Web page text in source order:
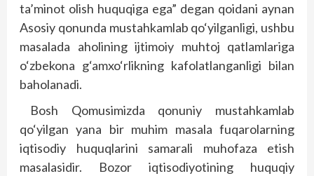
ta’minot olish huquqiga ega” degan qoidani aynan
Asosiy qonunda mustahkamlab qo‘yilganligi, ushbu
masalada aholining ijtimoiy muhtoj qatlamlariga
o‘zbekona g‘amxo‘rlikning kafolatlanganligi bilan
baholanadi.
Bosh Qomusimizda qonuniy mustahkamlab
qo‘yilgan yana bir muhim masala fuqarolarning
iqtisodiy huquqlarini samarali muhofaza etish
masalasidir. Bozor iqtisodiyotining huquqiy